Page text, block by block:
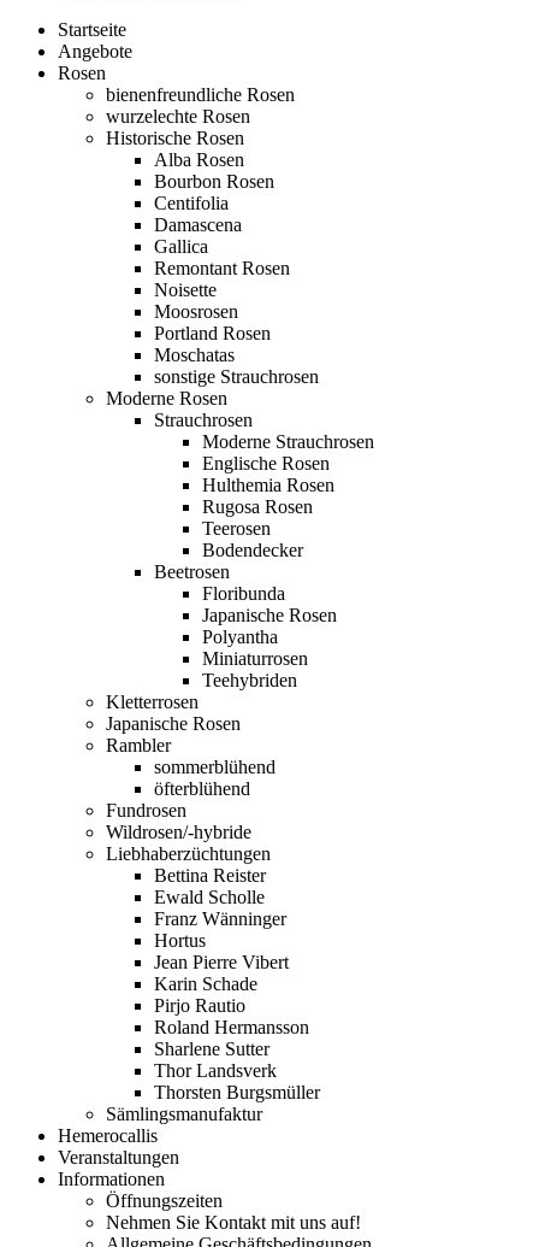
Startseite
Angebote
Rosen
bienenfreundliche Rosen
wurzelechte Rosen
Historische Rosen
Alba Rosen
Bourbon Rosen
Centifolia
Damascena
Gallica
Remontant Rosen
Noisette
Moosrosen
Portland Rosen
Moschatas
sonstige Strauchrosen
Moderne Rosen
Strauchrosen
Moderne Strauchrosen
Englische Rosen
Hulthemia Rosen
Rugosa Rosen
Teerosen
Bodendecker
Beetrosen
Floribunda
Japanische Rosen
Polyantha
Miniaturrosen
Teehybriden
Kletterrosen
Japanische Rosen
Rambler
sommerblühend
öfterblühend
Fundrosen
Wildrosen/-hybride
Liebhaberzüchtungen
Bettina Reister
Ewald Scholle
Franz Wänninger
Hortus
Jean Pierre Vibert
Karin Schade
Pirjo Rautio
Roland Hermansson
Sharlene Sutter
Thor Landsverk
Thorsten Burgsmüller
Sämlingsmanufaktur
Hemerocallis
Veranstaltungen
Informationen
Öffnungszeiten
Nehmen Sie Kontakt mit uns auf!